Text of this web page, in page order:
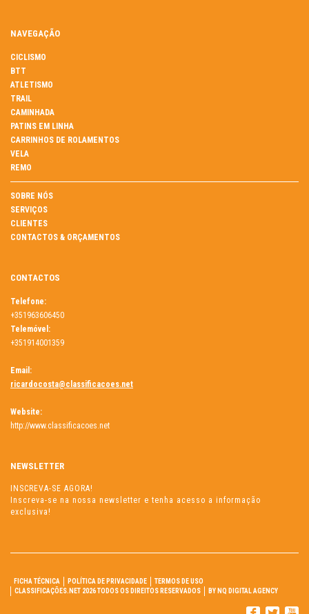
NAVEGAÇÃO
CICLISMO
BTT
ATLETISMO
TRAIL
CAMINHADA
PATINS EM LINHA
CARRINHOS DE ROLAMENTOS
VELA
REMO
SOBRE NÓS
SERVIÇOS
CLIENTES
CONTACTOS & ORÇAMENTOS
CONTACTOS
Telefone:
+351963606450
Telemóvel:
+351914001359
Email:
ricardocosta@classificacoes.net
Website:
http://www.classificacoes.net
NEWSLETTER
INSCREVA-SE AGORA!
Inscreva-se na nossa newsletter e tenha acesso a informação
exclusiva!
FICHA TÉCNICA POLÍTICA DE PRIVACIDADE
TERMOS DE USO
CLASSIFICAÇÕES.NET 2026 TODOS OS DIREITOS RESERVADOS
BY NQ DIGITAL AGENCY